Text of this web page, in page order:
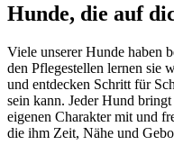
Hunde, die auf
Viele unserer Hunde haben
den Pflegestellen lernen sie
und entdecken Schritt für
sein kann. Jeder Hund
eigenen Charakter mit und
die ihm Zeit, Nähe und